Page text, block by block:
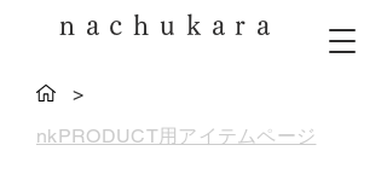
nachukara
>
nkPRODUCT用アイテムページ